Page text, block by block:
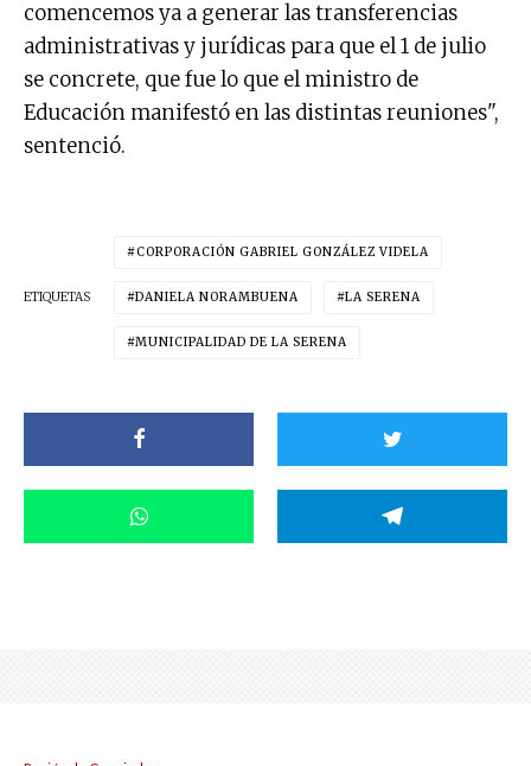
comencemos ya a generar las transferencias
administrativas y jurídicas para que el 1 de julio
se concrete, que fue lo que el ministro de
Educación manifestó en las distintas reuniones",
sentenció.
ETIQUETAS
CORPORACIÓN GABRIEL GONZÁLEZ VIDELA
DANIELA NORAMBUENA LA SERENA
MUNICIPALIDAD DE LA SERENA